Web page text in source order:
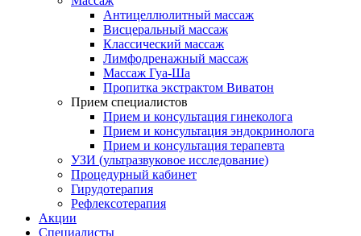
Антицеллюлитный массаж
Висцеральный массаж
Классический массаж
Лимфодренажный массаж
Массаж Гуа-Ша
Пропитка экстрактом Виватон
Прием специалистов
Прием и консультация гинеколога
Прием и консультация эндокринолога
Прием и консультация терапевта
УЗИ (ультразвуковое исследование)
Процедурный кабинет
Гирудотерапия
Рефлексотерапия
Акции
Специалисты